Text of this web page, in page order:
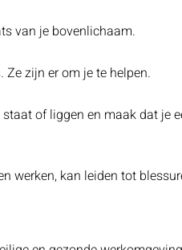
van je bovenlichaam.
zijn er om je te helpen.
of liggen en maak dat je
werken, kan leiden tot